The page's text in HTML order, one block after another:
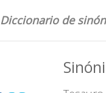
Diccionario de